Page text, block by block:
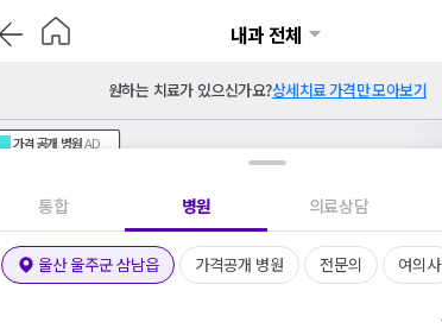
내과 전체
원하는 치료가 있으신가요?상세치료 가격만 모아보기
가격공개 병원AD
통합 병원 의료상담
울산 울주군 삼남읍 가격공개 병원 전문의 여의사